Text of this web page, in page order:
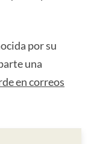
por su
una
en correos